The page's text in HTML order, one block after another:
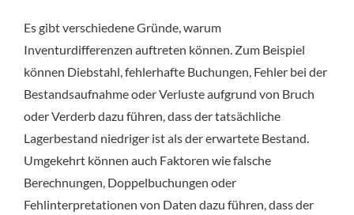
Es gibt verschiedene Gründe, warum
Inventurdifferenzen auftreten können. Zum Beispiel
können Diebstahl, fehlerhafte Buchungen, Fehler bei der
Bestandsaufnahme oder Verluste aufgrund von Bruch
oder Verderb dazu führen, dass der tatsächliche
Lagerbestand niedriger ist als der erwartete Bestand.
Umgekehrt können auch Faktoren wie falsche
Berechnungen, Doppelbuchungen oder
Fehlinterpretationen von Daten dazu führen, dass der